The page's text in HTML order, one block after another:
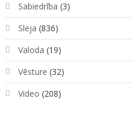
Sabiedrība (3)
Sleja (836)
Valoda (19)
Vēsture (32)
Video (208)